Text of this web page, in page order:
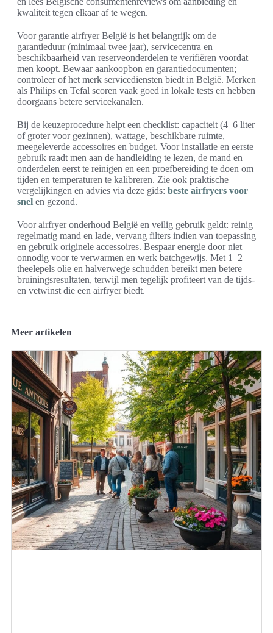
kwaliteit tegen elkaar af te wegen.
Voor garantie airfryer België is het belangrijk om de
garantieduur (minimaal twee jaar), servicecentra en
beschikbaarheid van reserveonderdelen te verifiëren voordat
men koopt. Bewaar aankoopbon en garantiedocumenten;
controleer of het merk servicediensten biedt in België. Merken
als Philips en Tefal scoren vaak goed in lokale tests en hebben
doorgaans betere servicekanalen.
Bij de keuzeprocedure helpt een checklist: capaciteit (4–6 liter
of groter voor gezinnen), wattage, beschikbare ruimte,
meegeleverde accessoires en budget. Voor installatie en eerste
gebruik raadt men aan de handleiding te lezen, de mand en
onderdelen eerst te reinigen en een proefbereiding te doen om
tijden en temperaturen te kalibreren. Zie ook praktische
vergelijkingen en advies via deze gids: beste airfryers voor
snel en gezond.
Voor airfryer onderhoud België en veilig gebruik geldt: reinig
regelmatig mand en lade, vervang filters indien van toepassing
en gebruik originele accessoires. Bespaar energie door niet
onnodig voor te verwarmen en werk batchgewijs. Met 1–2
theelepels olie en halverwege schudden bereikt men betere
bruiningsresultaten, terwijl men tegelijk profiteert van de tijds-
en vetwinst die een airfryer biedt.
Meer artikelen